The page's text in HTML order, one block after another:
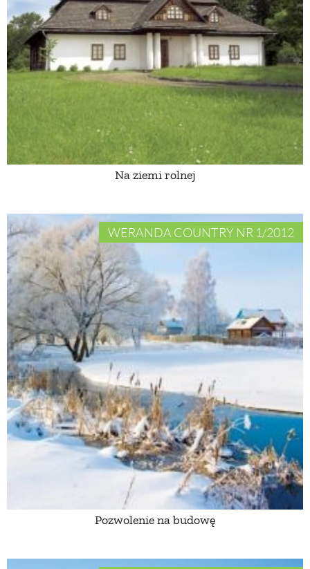
Na ziemi rolnej
WERANDA COUNTRY NR 1/2012
Pozwolenie na budowę